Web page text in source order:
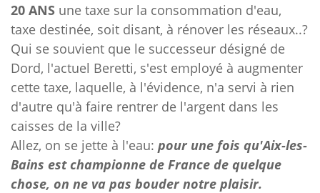
20 ANS une taxe sur la consommation d'eau,
taxe destinée, soit disant, à rénover les réseaux..?
Qui se souvient que le successeur désigné de
Dord, l'actuel Beretti, s'est employé à augmenter
cette taxe, laquelle, à l'évidence, n'a servi à rien
d'autre qu'à faire rentrer de l'argent dans les
caisses de la ville?
Allez, on se jette à l'eau: pour une fois qu'Aix-les-
Bains est championne de France de quelque
chose, on ne va pas bouder notre plaisir.